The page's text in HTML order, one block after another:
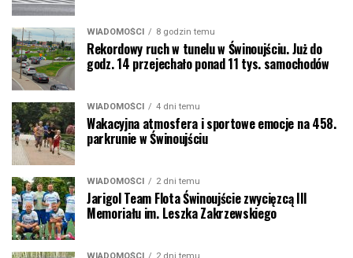
WIADOMOŚCI 8 godzin temu
Rekordowy ruch w tunelu w Świnoujściu. Już do
godz. 14 przejechało ponad 11 tys. samochodów
WIADOMOŚCI 4 dni temu
Wakacyjna atmosfera i sportowe emocje na 458.
parkrunie w Świnoujściu
WIADOMOŚCI 2 dni temu
Jarigol Team Flota Świnoujście zwycięzcą III
Memoriału im. Leszka Zakrzewskiego